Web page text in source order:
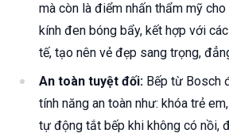
mà còn là điểm nhấn thẩm mỹ
kính đen bóng bẩy, kết hợp với
tế, tạo nên vẻ đẹp sang trọng,
An toàn tuyệt đối: Bếp từ Bosch
tính năng an toàn như: khóa trẻ
tự động tắt bếp khi không có nồi,